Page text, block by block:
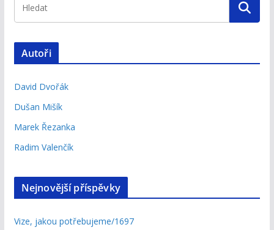
Autoři
David Dvořák
Dušan Mišík
Marek Řezanka
Radim Valenčík
Nejnovější příspěvky
Vize, jakou potřebujeme/1697